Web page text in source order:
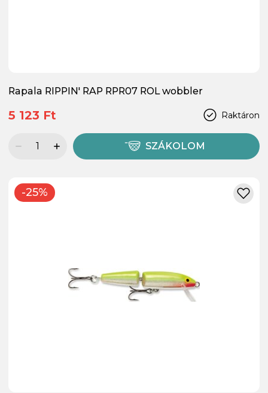
Rapala RIPPIN' RAP RPR07 ROL wobbler
Raktáron
5 123 Ft
SZÁKOLOM
-25%